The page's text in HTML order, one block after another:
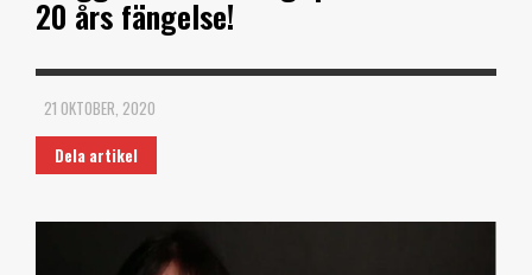
20 års fängelse!
21 OKTOBER, 2020
Dela artikel